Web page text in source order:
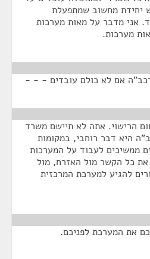
יחידת מחשוב שמתפעלת
אני מדבר על מאות מערכות
מערכות.
אם לא כולם עובדים - - -
הרישוי. אתה לא תיישם משרד
היא דבר רוחבי, במקומות
ממשיכים לעבוד על המערכות
כל הקשר מול האזרח, מול
להגיע למערכת המרכזית
את המערכת לפניכם.